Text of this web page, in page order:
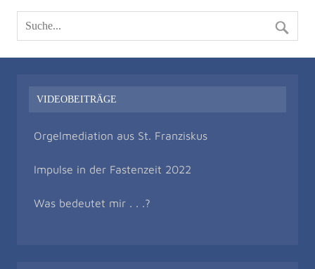
VIDEOBEITRÄGE
Orgelmediation aus St. Franziskus
Impulse in der Fastenzeit 2022
Was bedeutet mir . . .?